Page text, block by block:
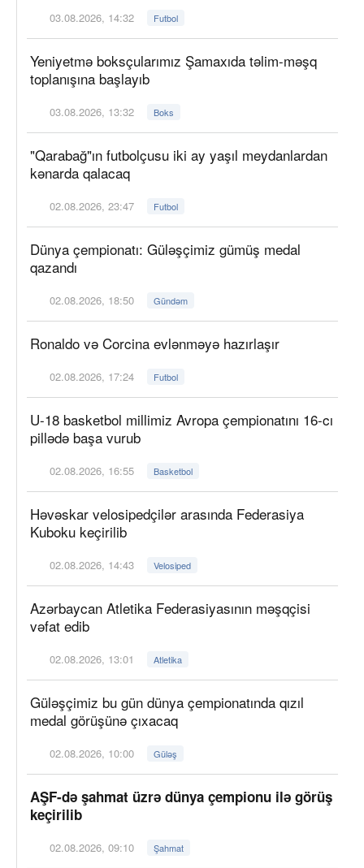
03.08.2026, 14:32 Futbol
Yeniyetmə boksçularımız Şamaxıda təlim-məşq
toplanışına başlayıb
03.08.2026, 13:32 Boks
"Qarabağ"ın futbolçusu iki ay yaşıl meydanlardan
kənarda qalacaq
02.08.2026, 23:47 Futbol
Dünya çempionatı: Güləşçimiz gümüş medal
qazandı
02.08.2026, 18:50 Gündəm
Ronaldo və Corcina evlənməyə hazırlaşır
02.08.2026, 17:24 Futbol
U-18 basketbol millimiz Avropa çempionatını 16-cı
pillədə başa vurub
02.08.2026, 16:55 Basketbol
Həvəskar velosipedçilər arasında Federasiya
Kuboku keçirilib
02.08.2026, 14:43 Velosiped
Azərbaycan Atletika Federasiyasının məşqçisi
vəfat edib
02.08.2026, 13:01 Atletika
Güləşçimiz bu gün dünya çempionatında qızıl
medal görüşünə çıxacaq
02.08.2026, 10:00 Güləş
AŞF-də şahmat üzrə dünya çempionu ilə görüş
keçirilib
02.08.2026, 09:10 Şahmat